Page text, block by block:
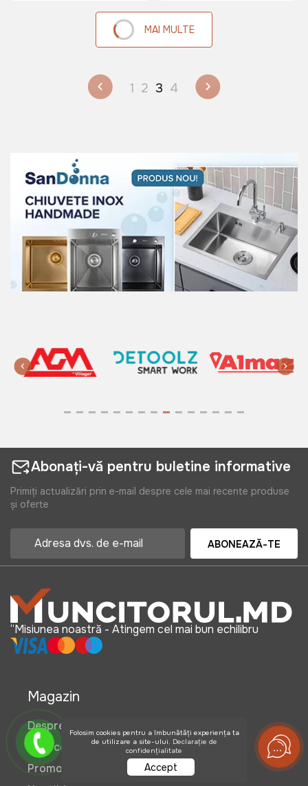
MAI MULTE
1 2 3 4
Abonați-vă pentru buletine informative
Primiți actualizări prin e-mail despre cele mai recente produse
și oferte
ABONEAZĂ-TE
“Misiunea noastră - Atingem cel mai bun echilibru
Magazin
Despre noi
Reduceri
Promotii
Folosim cookies pentru a îmbunătăți experiența ta
de utilizare a site-ului. Declarație de
confidențialitate
Accept